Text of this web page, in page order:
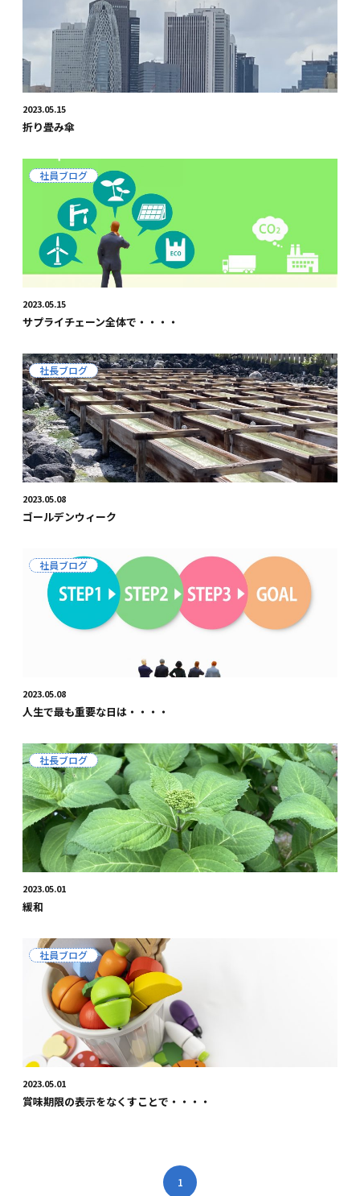
2023.05.15
折り畳み傘
社員ブログ
2023.05.15
サプライチェーン全体で・・・・
社長ブログ
2023.05.08
ゴールデンウィーク
社員ブログ
2023.05.08
人生で最も重要な日は・・・・
社長ブログ
2023.05.01
緩和
社員ブログ
2023.05.01
賞味期限の表示をなくすことで・・・・
1